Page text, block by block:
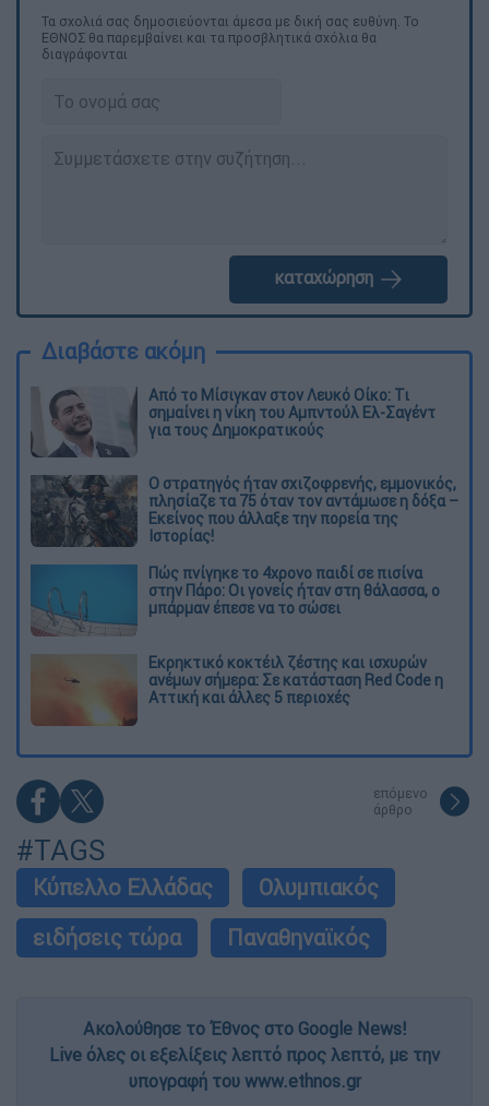
Τα σχολιά σας δημοσιεύονται άμεσα με δική σας ευθύνη. Το
ΕΘΝΟΣ θα παρεμβαίνει και τα προσβλητικά σχόλια θα
διαγράφονται
καταχώρηση
Διαβάστε ακόμη
Από το Μίσιγκαν στον Λευκό Οίκο: Τι
σημαίνει η νίκη του Αμπντούλ Ελ-Σαγέντ
για τους Δημοκρατικούς
O στρατηγός ήταν σχιζοφρενής, εμμονικός,
πλησίαζε τα 75 όταν τον αντάμωσε η δόξα –
Εκείνος που άλλαξε την πορεία της
Ιστορίας!
Πώς πνίγηκε το 4χρονο παιδί σε πισίνα
στην Πάρο: Οι γονείς ήταν στη θάλασσα, ο
μπάρμαν έπεσε να το σώσει
Εκρηκτικό κοκτέιλ ζέστης και ισχυρών
ανέμων σήμερα: Σε κατάσταση Red Code η
Αττική και άλλες 5 περιοχές
επόμενο
άρθρο
#TAGS
Κύπελλο Ελλάδας
Ολυμπιακός
ειδήσεις τώρα
Παναθηναϊκός
Ακολούθησε το Έθνος στο Google News!
Live όλες οι εξελίξεις λεπτό προς λεπτό, με την
υπογραφή του www.ethnos.gr